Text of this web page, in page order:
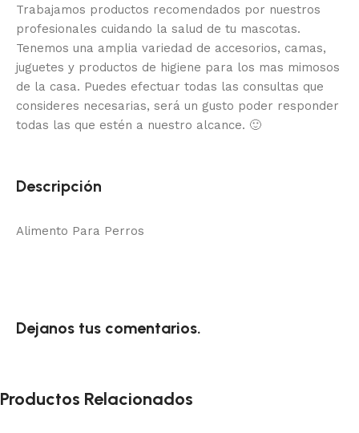
Trabajamos productos recomendados por nuestros
profesionales cuidando la salud de tu mascotas.
Tenemos una amplia variedad de accesorios, camas,
juguetes y productos de higiene para los mas mimosos
de la casa. Puedes efectuar todas las consultas que
consideres necesarias, será un gusto poder responder
todas las que estén a nuestro alcance. 🙂
Descripción
Alimento Para Perros
Dejanos tus comentarios.
Productos Relacionados